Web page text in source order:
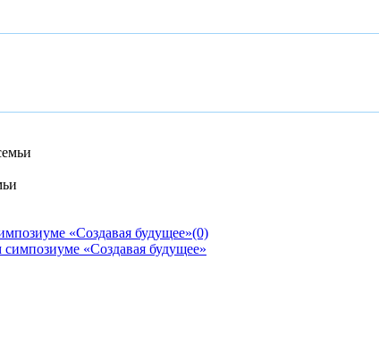
«Создавая будущее»(0)